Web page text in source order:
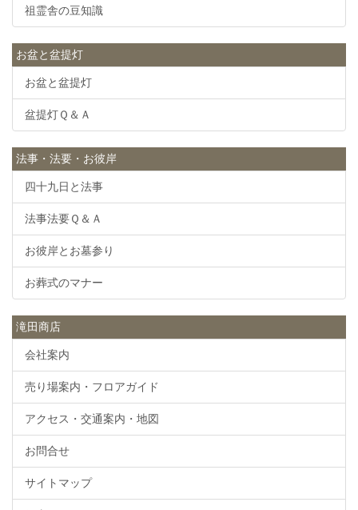
祖霊舎の豆知識
お盆と盆提灯
お盆と盆提灯
盆提灯Ｑ＆Ａ
法事・法要・お彼岸
四十九日と法事
法事法要Ｑ＆Ａ
お彼岸とお墓参り
お葬式のマナー
滝田商店
会社案内
売り場案内・フロアガイド
アクセス・交通案内・地図
お問合せ
サイトマップ